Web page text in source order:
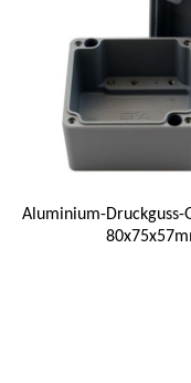
Aluminium-Druckguss-